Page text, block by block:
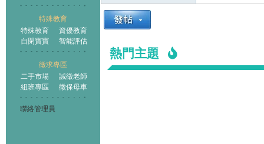
特殊教育
特殊教育
資優教育
自閉寶寶
智能評估
徵求專區
二手市場
誠徵老師
組班專區
徵保母車
聯絡管理員
熱門主題